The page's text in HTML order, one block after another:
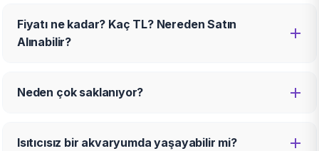
Fiyatı ne kadar? Kaç TL? Nereden Satın
Alınabilir?
Neden çok saklanıyor?
Isıtıcısız bir akvaryumda yaşayabilir mi?